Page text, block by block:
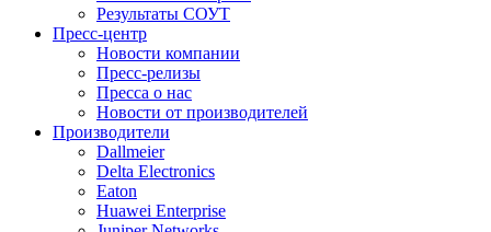
Результаты СОУТ
Пресс-центр
Новости компании
Пресс-релизы
Пресса о нас
Новости от производителей
Производители
Dallmeier
Delta Electronics
Eaton
Huawei Enterprise